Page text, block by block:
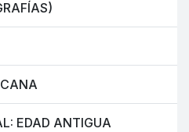
EDAD ANTIGUA